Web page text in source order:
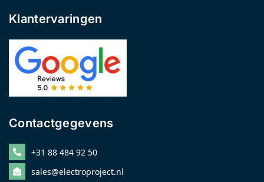
Klantervaringen
Contactgegevens
+31 88 484 92 50
sales@electroproject.nl